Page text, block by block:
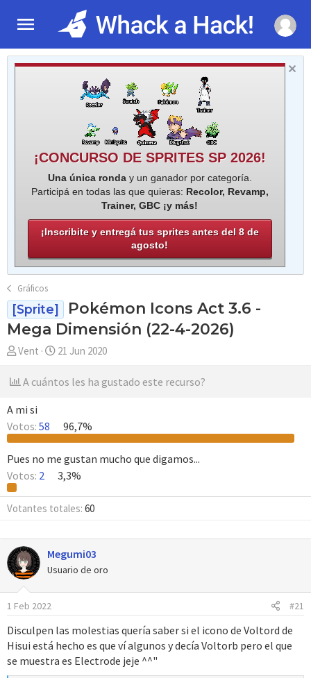
¡CONCURSO DE SPRITES SP 2026!
Una única ronday un ganador por categoría.
Participá en todas las que quieras: Recolor, Revamp,
Trainer, GBC ¡y más!
¡Inscribite y entregá tus sprites antes del 8 de
agosto!
Gráficos
[Sprite]
Pokémon Icons Act 3.6 -
Mega Dimensión (22-4-2026)
A
t
r
Vent
F
c
e
n
i
c
i
21 Jun 2020
A cuántos les ha gustado este recurso?
A mi si
Votos: 58 96,7%
Pues no me gustan mucho que digamos...
Votos: 2 3,3%
Votantes totales 60
Megumi03
Usuario de oro
1 Feb 2022 #21
Disculpen las molestias quería saber si el icono de Voltord de
Hisui está hecho es que ví algunos y decía Voltorb pero el que
se muestra es Electrode jeje ^^"